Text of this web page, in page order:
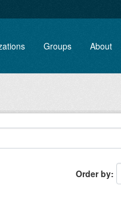
Groups About
Order by